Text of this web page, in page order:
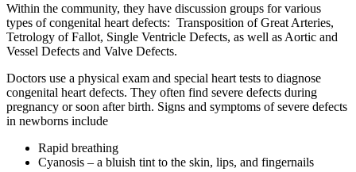
Within the community, they have discussion groups for various
types of congenital heart defects: Transposition of Great Arteries,
Tetrology of Fallot, Single Ventricle Defects, as well as Aortic and
Vessel Defects and Valve Defects.
Doctors use a physical exam and special heart tests to diagnose
congenital heart defects. They often find severe defects during
pregnancy or soon after birth. Signs and symptoms of severe defects
in newborns include
Rapid breathing
Cyanosis – a bluish tint to the skin, lips, and fingernails